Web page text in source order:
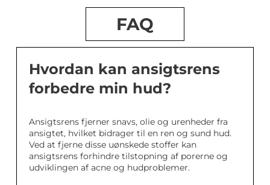
FAQ
Hvordan kan ansigtsrens
forbedre min hud?
Ansigtsrens fjerner snavs, olie og urenheder fra
ansigtet, hvilket bidrager til en ren og sund hud.
Ved at fjerne disse uønskede stoffer kan
ansigtsrens forhindre tilstopning af porerne og
udviklingen af acne og hudproblemer.